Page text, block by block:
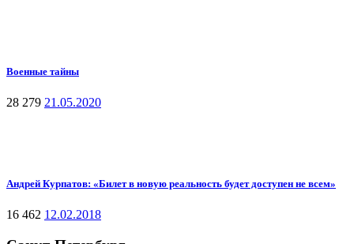
Военные тайны
28 279 21.05.2020
Андрей Курпатов: «Билет в новую реальность будет доступен не всем»
16 462 12.02.2018